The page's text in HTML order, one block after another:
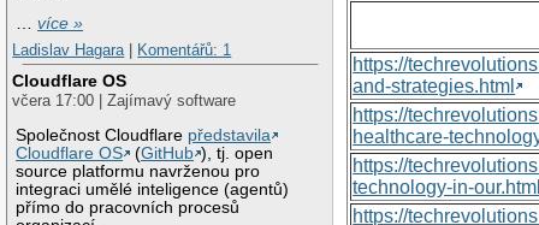
…více »
Ladislav Hagara
Komentářů: 1
Cloudflare OS
včera 17:00 | Zajímavý software
Společnost Cloudflare představila
Cloudflare OS
(GitHub ), tj. open
source platformu navrženou pro
integraci umělé inteligence (agentů)
přímo do pracovních procesů
https://
and-strategies.html
https://
healthcare-
https://
technology-in-
https://